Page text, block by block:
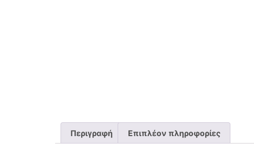
Περιγραφή Επιπλέον πληροφορίες